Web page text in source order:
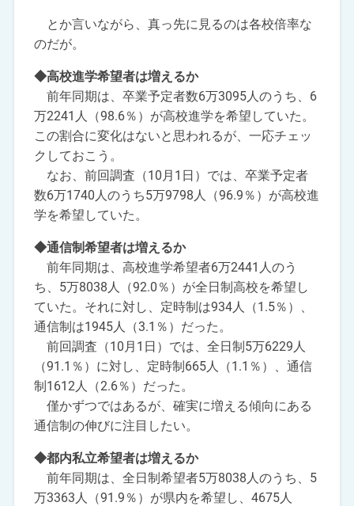
とか言いながら、真っ先に見るのは各校倍率な
のだが。
◆高校進学希望者は増えるか
前年同期は、卒業予定者数6万3095人のうち、6
万2241人（98.6％）が高校進学を希望していた。
この割合に変化はないと思われるが、一応チェッ
クしておこう。
なお、前回調査（10月1日）では、卒業予定者
数6万1740人のうち5万9798人（96.9％）が高校進
学を希望していた。
◆通信制希望者は増えるか
前年同期は、高校進学希望者6万2441人のう
ち、5万8038人（92.0％）が全日制高校を希望し
ていた。それに対し、定時制は934人（1.5％）、
通信制は1945人（3.1％）だった。
前回調査（10月1日）では、全日制5万6229人
（91.1％）に対し、定時制665人（1.1％）、通信
制1612人（2.6％）だった。
僅かずつではあるが、確実に増える傾向にある
通信制の伸びに注目したい。
◆都内私立希望者は増えるか
前年同期は、全日制希望者5万8038人のうち、5
万3363人（91.9％）が県内を希望し、4675人